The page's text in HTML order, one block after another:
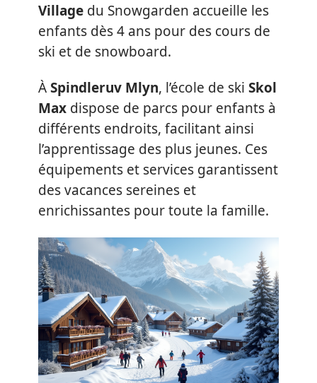
Village du Snowgarden accueille les
enfants dès 4 ans pour des cours de
ski et de snowboard.
ÀSpindleruv Mlyn, l’école de ski Skol
Max dispose de parcs pour enfants à
différents endroits, facilitant ainsi
l’apprentissage des plus jeunes. Ces
équipements et services garantissent
des vacances sereines et
enrichissantes pour toute la famille.